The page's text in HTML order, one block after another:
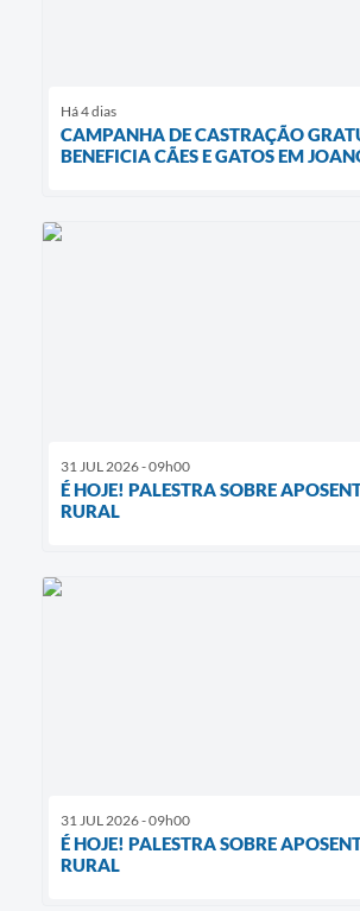
Há 4 dias
CAMPANHA DE CASTRAÇÃO
BENEFICIA CÃES E GATOS EM
31 JUL 2026 - 09h00
É HOJE! PALESTRA SOBRE
RURAL
31 JUL 2026 - 09h00
É HOJE! PALESTRA SOBRE
RURAL